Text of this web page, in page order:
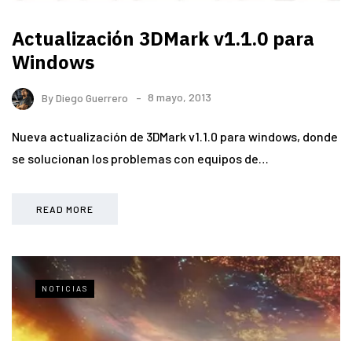
Actualización 3DMark v1.1.0 para
Windows
ByDiego Guerrero 8 mayo, 2013
Nueva actualización de 3DMark v1.1.0 para windows, donde
se solucionan los problemas con equipos de…
READ MORE
NOTICIAS